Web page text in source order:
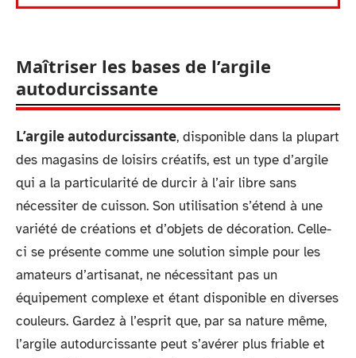
Maîtriser les bases de l’argile
autodurcissante
L’argile autodurcissante, disponible dans la plupart
des magasins de loisirs créatifs, est un type d’argile
qui a la particularité de durcir à l’air libre sans
nécessiter de cuisson. Son utilisation s’étend à une
variété de créations et d’objets de décoration. Celle-
ci se présente comme une solution simple pour les
amateurs d’artisanat, ne nécessitant pas un
équipement complexe et étant disponible en diverses
couleurs. Gardez à l’esprit que, par sa nature même,
l’argile autodurcissante peut s’avérer plus friable et